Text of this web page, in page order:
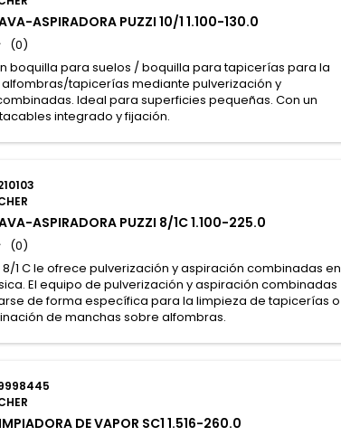
ASPIRADORA PUZZI 10/1 1.100-130.0
(0)
boquilla para suelos / boquilla para tapicerías para la
tapicerías mediante pulverización y
Ideal para superficies pequeñas. Con un
integrado y fijación.
ASPIRADORA PUZZI 8/1C 1.100-225.0
(0)
8/1 C le ofrece pulverización y aspiración combinadas en
El equipo de pulverización y aspiración combinadas
de forma específica para la limpieza de tapicerías o
de manchas sobre alfombras.
DE VAPOR SC1 1.516-260.0